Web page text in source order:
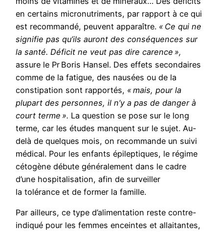
en certains micronutriments, par rapport à ce qui
est recommandé, peuvent apparaître. « Ce qui ne
signifie pas qu’ils auront des conséquences sur
la santé. Déficit ne veut pas dire carence »,
assure le Pr Boris Hansel. Des effets secondaires
comme de la fatigue, des nausées ou de la
constipation sont rapportés, « mais, pour la
plupart des personnes, il n’y a pas de danger à
court terme ». La question se pose sur le long
terme, car les études manquent sur le sujet. Au-
delà de quelques mois, on recommande un suivi
médical. Pour les enfants épileptiques, le régime
cétogène débute généralement dans le cadre
d’une hospitalisation, afin de surveiller
la tolérance et de former la famille.
Par ailleurs, ce type d’alimentation reste contre-
indiqué pour les femmes enceintes et allaitantes,